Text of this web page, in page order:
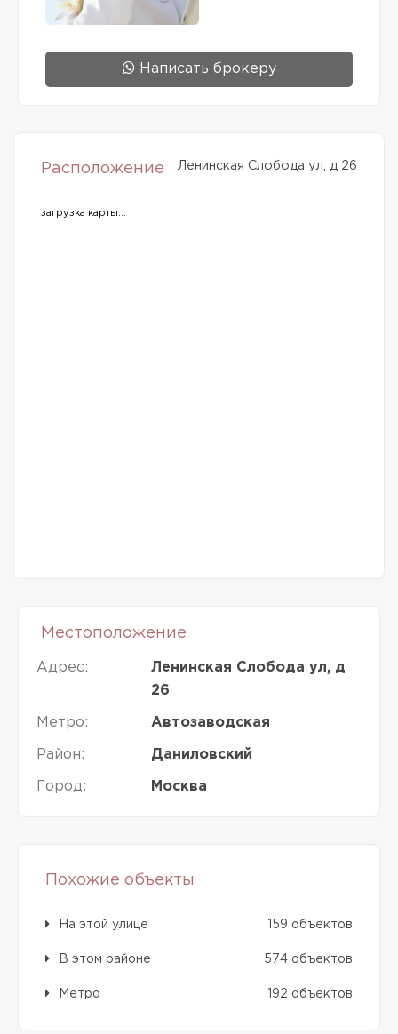
Написать брокеру
Расположение Ленинская Слобода ул, д 26
загрузка карты...
Местоположение
Адрес:
Ленинская Слобода ул, д
26
Метро: Автозаводская
Район: Даниловский
Город: Москва
Похожие объекты
На этой улице 159 объектов
В этом районе 574 объектов
Метро 192 объектов